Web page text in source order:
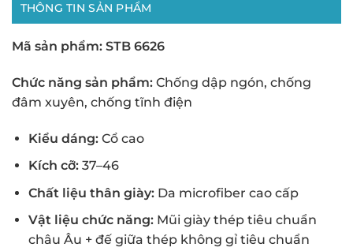
THÔNG TIN SẢN PHẨM
Mã sản phẩm: STB 6626
Chức năng sản phẩm: Chống dập ngón, chống
đâm xuyên, chống tĩnh điện
Kiểu dáng:Cổ cao
Kích cỡ:37–46
Chất liệu thân giày:Da microfiber cao cấp
Vật liệu chức năng:Mũi giày thép tiêu chuẩn
châu Âu + đế giữa thép không gỉ tiêu chuẩn